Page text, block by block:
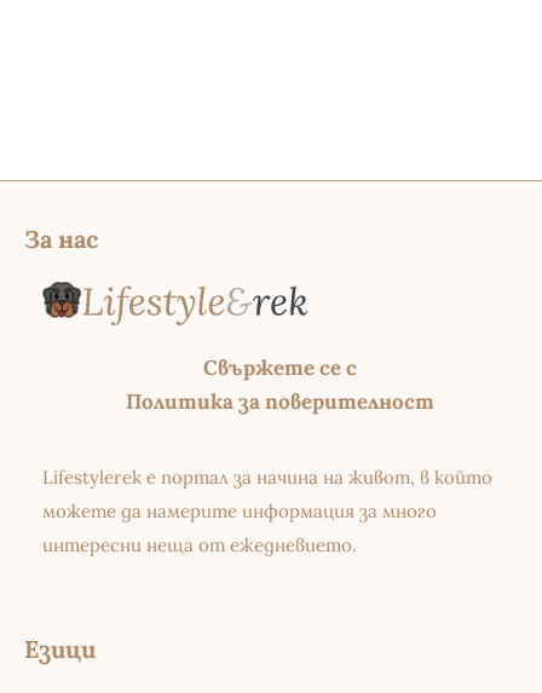
За нас
Свържете се с
Политика за поверителност
Lifestylerek е портал за начина на живот, в който
можете да намерите информация за много
интересни неща от ежедневието.
Езици